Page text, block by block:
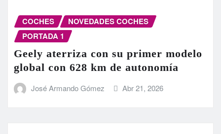
COCHES
NOVEDADES COCHES
PORTADA 1
Geely aterriza con su primer modelo
global con 628 km de autonomía
José Armando Gómez Abr 21, 2026